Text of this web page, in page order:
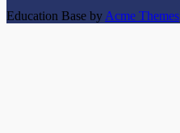
Education Base by Acme Themes